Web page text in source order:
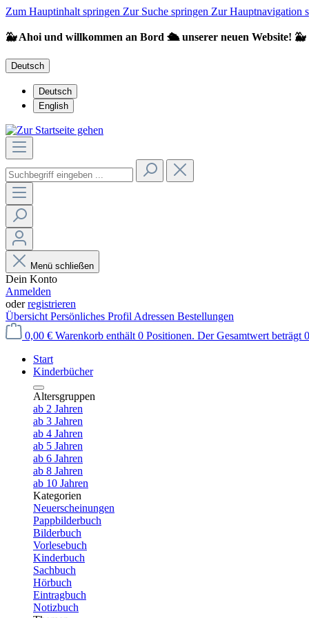
Zum Hauptinhalt springen Zur Suche springen Zur Hauptnavigation
🐳 Ahoi und willkommen an Bord 🛳️ unserer neuen Website! 🐳
Deutsch
Deutsch
English
Menü schließen
Dein Konto
Anmelden
oderregistrieren
Übersicht Persönliches Profil Adressen Bestellungen
0,00 € Warenkorb enthält 0 Positionen. Der Gesamtwert beträgt
Start
Kinderbücher
Altersgruppen
ab 2 Jahren
ab 3 Jahren
ab 4 Jahren
ab 5 Jahren
ab 6 Jahren
ab 8 Jahren
ab 10 Jahren
Kategorien
Neuerscheinungen
Pappbilderbuch
Bilderbuch
Vorlesebuch
Kinderbuch
Sachbuch
Hörbuch
Eintragbuch
Notizbuch